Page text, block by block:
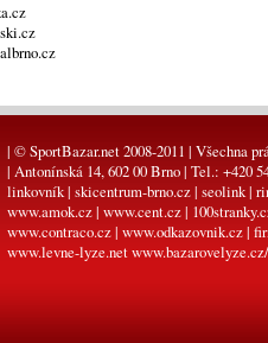
| © SportBazar.net 2008-2011 | Všechna
| Antonínská 14, 602 00 Brno | Tel.: +420
linkovník| skicentrum-brno.cz| seolink|
www.amok.cz| www.cent.cz|
www.contraco.cz| www.odkazovnik.cz|
www.levne-lyze.netwww.bazarovelyze.cz/